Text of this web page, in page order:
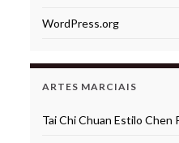
WordPress.org
ARTES MARCIAIS
Tai Chi Chuan Estilo Chen